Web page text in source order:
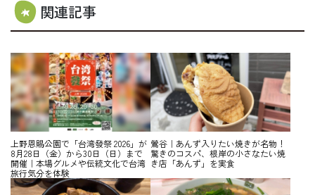
関連記事
上野恩賜公園で「台湾發祭 2026」が
8月28日（金）から30日（日）まで
開催｜本場グルメや伝統文化で台湾
旅行気分を体験
鶯谷｜あんず入りたい焼きが名物！
驚きのコスパ、根岸の小さなたい焼
き店「あんず」を実食